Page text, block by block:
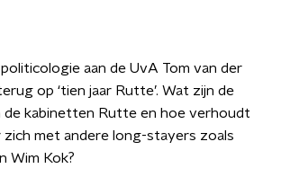
aan de UvA Tom van der
op ‘tien jaar Rutte’. Wat zijn de
de kabinetten Rutte en hoe verhoudt
zich met andere long-stayers zoals
Wim Kok?